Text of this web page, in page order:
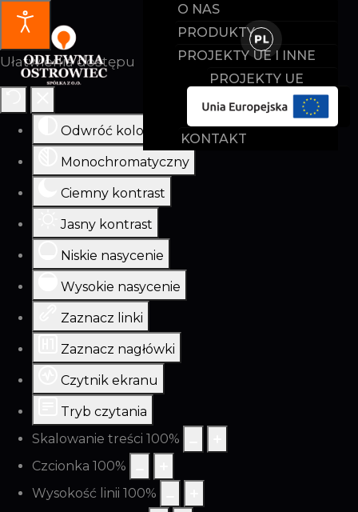
Ułatwienia dostępu
Odwróć kolory
Monochromatyczny
Ciemny kontrast
Jasny kontrast
Niskie nasycenie
Wysokie nasycenie
Zaznacz linki
Zaznacz nagłówki
Czytnik ekranu
Tryb czytania
Skalowanie treści 100%
Czcionka 100%
Wysokość linii 100%
O NAS
PRODUKTY
PROJEKTY UE I INNE
PROJEKTY UE
DOTACJE
KONTAKT